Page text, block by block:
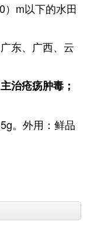
）m以下的水田
东、广西、云
治疮疡肿毒；
。外用：鲜品